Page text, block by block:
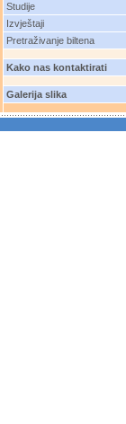
Studije
Izvještaji
Pretraživanje biltena
Kako nas kontaktirati
Galerija slika